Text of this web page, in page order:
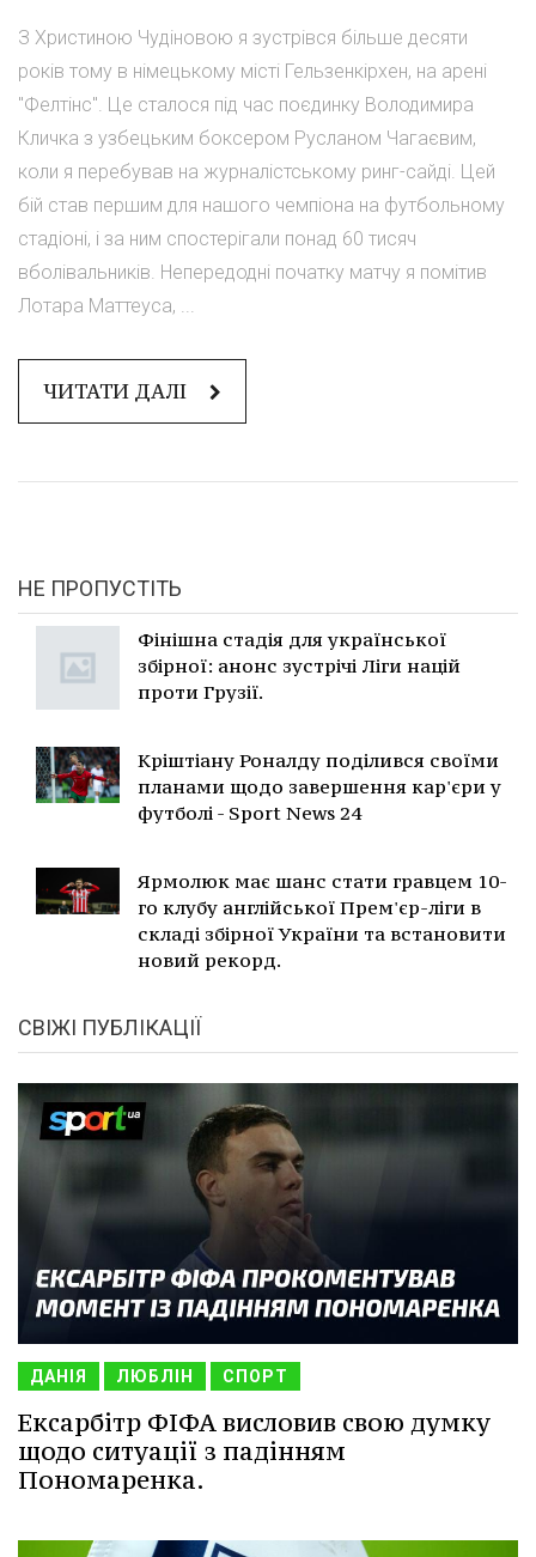
З Христиною Чудіновою я зустрівся більше десяти
років тому в німецькому місті Гельзенкірхен, на арені
"Фелтінс". Це сталося під час поєдинку Володимира
Кличка з узбецьким боксером Русланом Чагаєвим,
коли я перебував на журналістському ринг-сайді. Цей
бій став першим для нашого чемпіона на футбольному
стадіоні, і за ним спостерігали понад 60 тисяч
вболівальників. Непередодні початку матчу я помітив
Лотара Маттеуса, ...
ЧИТАТИ ДАЛІ
НЕ ПРОПУСТІТЬ
Фінішна стадія для української
збірної: анонс зустрічі Ліги націй
проти Грузії.
Кріштіану Роналду поділився своїми
планами щодо завершення кар'єри у
футболі - Sport News 24
Ярмолюк має шанс стати гравцем 10-
го клубу англійської Прем'єр-ліги в
складі збірної України та встановити
новий рекорд.
СВІЖІ ПУБЛІКАЦІЇ
ДАНІЯ ЛЮБЛІН СПОРТ
Ексарбітр ФІФА висловив свою думку
щодо ситуації з падінням
Пономаренка.